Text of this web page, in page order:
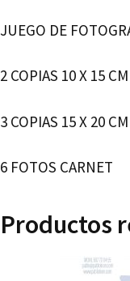
JUEGO DE
2 COPIAS 10 X 15 CM
3 COPIAS 15 X 20 CM
6 FOTOS CARNET
Productos